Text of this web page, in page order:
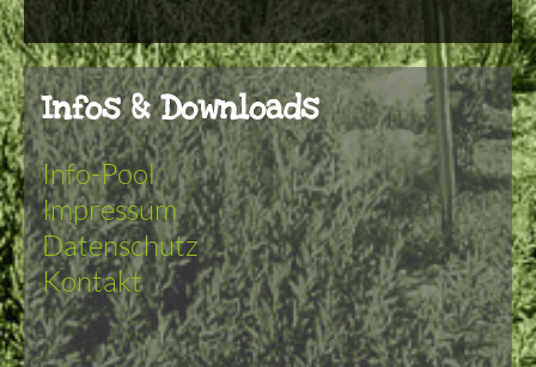
Infos & Downloads
Info-Pool
Impressum
Datenschutz
Kontakt